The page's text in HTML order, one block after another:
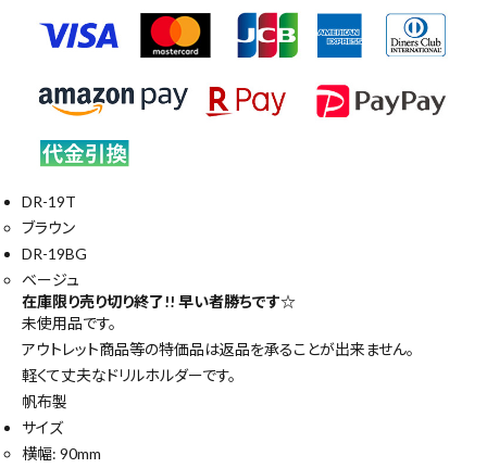
コンテンツ
ガイドライン
DR-19T
ブラウン
DR-19BG
ベージュ
在庫限り売り切り終了!! 早い者勝ちです☆
未使用品です。
アウトレット商品等の特価品は返品を承ることが出来ません。
軽くて丈夫なドリルホルダーです。
帆布製
サイズ
横幅: 90mm